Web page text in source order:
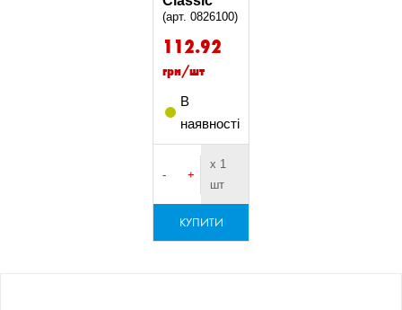
(арт. 0826100)
112.92
грн/шт
В
наявності
- +
х 1
шт
КУПИТИ